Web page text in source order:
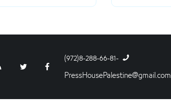
-8-288-66-81(972)
PressHousePalestine@gmail.com